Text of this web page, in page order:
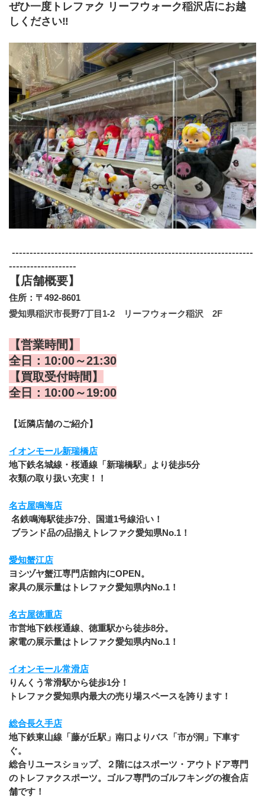
ぜひ一度トレファク リーフウォーク稲沢店にお越
しください‼
-------------------
【店舗概要】
住所：〒492-8601
愛知県稲沢市長野7丁目1-2　リーフウォーク稲沢　2F
【営業時間】
全日：10:00～21:30
【買取受付時間】
全日：10:00～19:00
【近隣店舗のご紹介】
イオンモール新瑞橋店
地下鉄名城線・桜通線「新瑞橋駅」より徒歩5分
衣類の取り扱い充実！！
名古屋鳴海店
名鉄鳴海駅徒歩7分、国道1号線沿い！
ブランド品の品揃えトレファク愛知県No.1！
愛知蟹江店
ヨシヅヤ蟹江専門店館内にOPEN。
家具の展示量はトレファク愛知県内No.1！
名古屋徳重店
市営地下鉄桜通線、徳重駅から徒歩8分。
家電の展示量はトレファク愛知県内No.1！
イオンモール常滑店
りんくう常滑駅から徒歩1分！
トレファク愛知県内最大の売り場スペースを誇ります！
総合長久手店
地下鉄東山線「藤が丘駅」南口よりバス「市が洞」下車す
ぐ。
総合リユースショップ、２階にはスポーツ・アウトドア専門
のトレファクスポーツ。ゴルフ専門のゴルフキングの複合店
舗です！